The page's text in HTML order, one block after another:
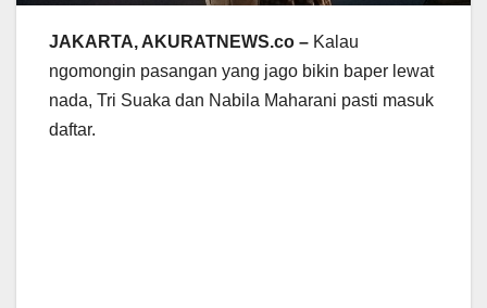
JAKARTA, AKURATNEWS.co – Kalau
ngomongin pasangan yang jago bikin baper lewat
nada, Tri Suaka dan Nabila Maharani pasti masuk
daftar.